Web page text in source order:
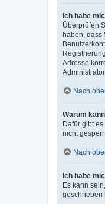
Ich habe
Überprüfen
haben, dass
Adresse
Administrator.
Nach
Warum
Dafür gibt
nicht
Nach
Ich habe
Es kann
geschrieben